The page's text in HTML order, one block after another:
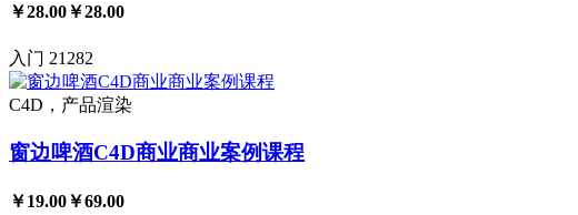
￥28.00￥28.00
入门 21282
C4D，产品渲染
窗边啤酒C4D商业商业案例课程
￥19.00￥69.00